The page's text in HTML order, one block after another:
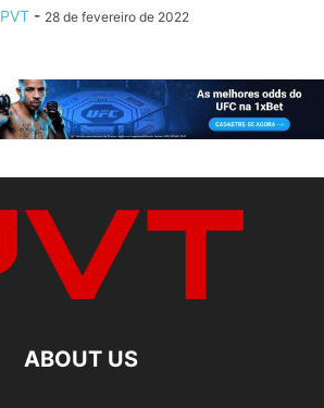
PVT - 28 de fevereiro de 2022
ABOUT US